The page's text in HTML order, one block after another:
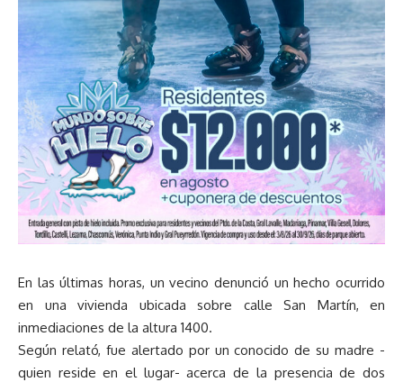
En las últimas horas, un vecino denunció un hecho ocurrido
en una vivienda ubicada sobre calle San Martín, en
inmediaciones de la altura 1400.
Según relató, fue alertado por un conocido de su madre -
quien reside en el lugar- acerca de la presencia de dos